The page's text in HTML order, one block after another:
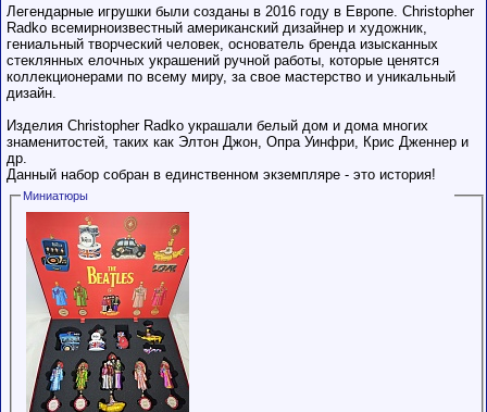
пользователями,
обладающими
низким
рейтингом и
стажем,
совершайте с
осторожностью!
Легендарные игрушки были созданы в 2016 году в Европе. Christopher
Radko всемирноизвестный американский дизайнер и художник,
гениальный творческий человек, основатель бренда изысканных
стеклянных елочных украшений ручной работы, которые ценятся
коллекционерами по всему миру, за свое мастерство и уникальный
дизайн.
Изделия Christopher Radko украшали белый дом и дома многих
знаменитостей, таких как Элтон Джон, Опра Уинфри, Крис Дженнер и
др.
Данный набор собран в единственном экземпляре - это история!
Миниатюры